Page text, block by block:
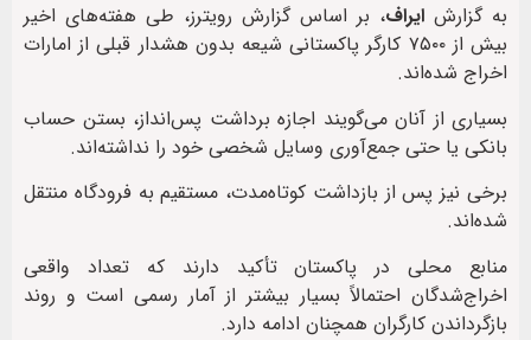
به گزارش ایراف، بر اساس گزارش رویترز، طی هفته‌های اخیر
بیش از ۷۵۰۰ کارگر پاکستانی شیعه بدون هشدار قبلی از امارات
اخراج شده‌اند.
بسیاری از آنان می‌گویند اجازه برداشت پس‌انداز، بستن حساب
بانکی یا حتی جمع‌آوری وسایل شخصی خود را نداشته‌اند.
برخی نیز پس از بازداشت کوتاه‌مدت، مستقیم به فرودگاه منتقل
شده‌اند.
منابع محلی در پاکستان تأکید دارند که تعداد واقعی
اخراج‌شدگان احتمالاً بسیار بیشتر از آمار رسمی است و روند
بازگرداندن کارگران همچنان ادامه دارد.